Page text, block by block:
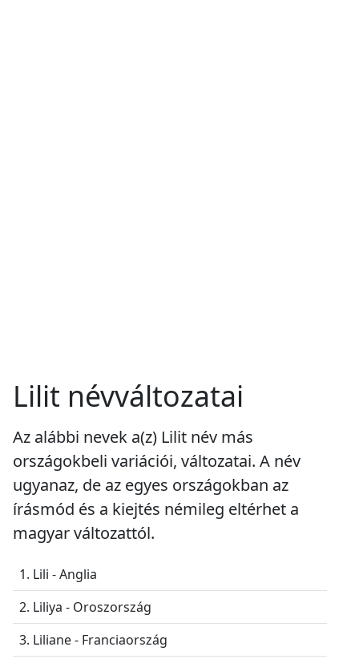
Lilit névváltozatai
Az alábbi nevek a(z) Lilit név más
országokbeli variációi, változatai. A név
ugyanaz, de az egyes országokban az
írásmód és a kiejtés némileg eltérhet a
magyar változattól.
1. Lili - Anglia
2. Liliya - Oroszország
3. Liliane - Franciaország